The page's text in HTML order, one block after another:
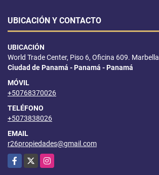
UBICACIÓN Y CONTACTO
UBICACIÓN
World Trade Center, Piso 6, Oficina 609. Marbella
Ciudad de Panamá - Panamá - Panamá
MÓVIL
+50768370026
TELÉFONO
+5073838026
EMAIL
r26propiedades@gmail.com
Facebook
X Instagram